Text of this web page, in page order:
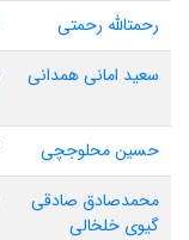
رحمتالله رحمتی
سعید امانی همدانی
حسین محلوجچی
محمدصادق صادقی
گیوی خلخالی